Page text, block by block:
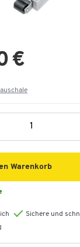
€
Warenkorb
Sichere und